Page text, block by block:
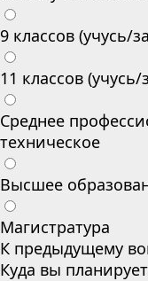
9 классов (учусь/
11 классов
Среднее
техническое
Высшее
Магистратура
К предыдущему
Куда вы